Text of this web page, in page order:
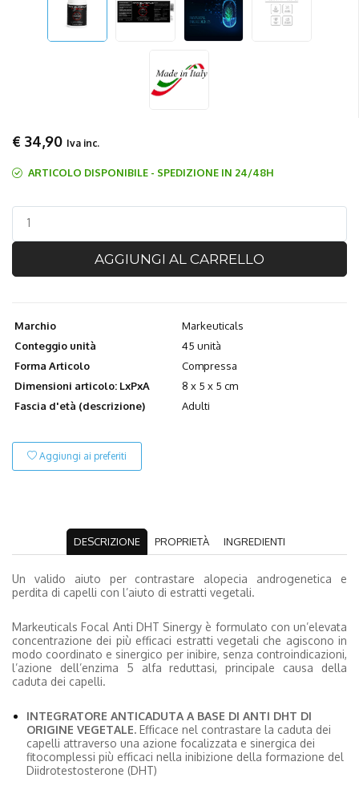
€ 34,90 Iva inc.
ARTICOLO DISPONIBILE - SPEDIZIONE IN 24/48H
AGGIUNGI AL CARRELLO
Marchio
Markeuticals
Conteggio unità
45 unità
Forma Articolo
Compressa
Dimensioni articolo: LxPxA
8 x 5 x 5 cm
Fascia d'età (descrizione)
Adulti
Aggiungi ai preferiti
DESCRIZIONE PROPRIETÀ INGREDIENTI
Un valido aiuto per contrastare alopecia androgenetica e
perdita di capelli con l’aiuto di estratti vegetali.
Markeuticals Focal Anti DHT Sinergy è formulato con un’elevata
concentrazione dei più efficaci estratti vegetali che agiscono in
modo coordinato e sinergico per inibire, senza controindicazioni,
l’azione dell’enzima 5 alfa reduttasi, principale causa della
caduta dei capelli.
INTEGRATORE ANTICADUTA A BASE DI ANTI DHT DI
ORIGINE VEGETALE. Efficace nel contrastare la caduta dei
capelli attraverso una azione focalizzata e sinergica dei
fitocomplessi più efficaci nella inibizione della formazione del
Diidrotestosterone (DHT)